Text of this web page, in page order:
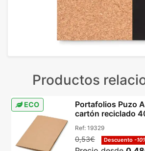
Productos
ECO
Portafolios Puzo
cartón reciclado
Ref: 19329
0,53€ Descuento -